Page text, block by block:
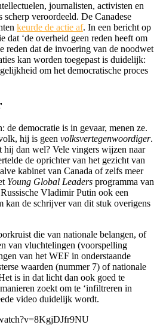
journalisten, activisten en
scherp veroordeeld. De Canadese
keurde de actie af. In een bericht op
dat ‘de overheid geen reden heeft om
reden dat de invoering van de noodwet
kan worden toegepast is duidelijk:
om het democratische proces
de democratie is in gevaar, menen ze.
hij is geen volksvertegenwoordiger.
dan wel? Vele vingers wijzen naar
de oprichter van het gezicht van
kabinet van Canada of zelfs meer
Young Global Leaders programma van
Vladimir Putin ook een
kan de schrijver van dit stuk overigens
die van nationale belangen, of
van vluchtelingen (voorspelling
van het WEF in onderstaande
waarden (nummer 7) of nationale
is in dat licht dan ook goed te
zoekt om te ‘infiltreren in
video duidelijk wordt.